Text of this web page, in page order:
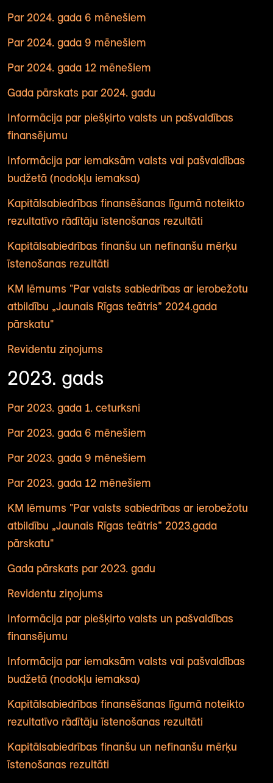
Par 2024. gada 6 mēnešiem
Par 2024. gada 9 mēnešiem
Par 2024. gada 12 mēnešiem
Gada pārskats par 2024. gadu
Informācija par piešķirto valsts un pašvaldības
finansējumu
Informācija par iemaksām valsts vai pašvaldības
budžetā (nodokļu iemaksa)
Kapitālsabiedrības finansēšanas līgumā noteikto
rezultatīvo rādītāju īstenošanas rezultāti
Kapitālsabiedrības finanšu un nefinanšu mērķu
īstenošanas rezultāti
KM lēmums "Par valsts sabiedrības ar ierobežotu
atbildību „Jaunais Rīgas teātris” 2024.gada
pārskatu"
Revidentu ziņojums
2023. gads
Par 2023. gada 1. ceturksni
Par 2023. gada 6 mēnešiem
Par 2023. gada 9 mēnešiem
Par 2023. gada 12 mēnešiem
KM lēmums "Par valsts sabiedrības ar ierobežotu
atbildību „Jaunais Rīgas teātris” 2023.gada
pārskatu"
Gada pārskats par 2023. gadu
Revidentu ziņojums
Informācija par piešķirto valsts un pašvaldības
finansējumu
Informācija par iemaksām valsts vai pašvaldības
budžetā (nodokļu iemaksa)
Kapitālsabiedrības finansēšanas līgumā noteikto
rezultatīvo rādītāju īstenošanas rezultāti
Kapitālsabiedrības finanšu un nefinanšu mērķu
īstenošanas rezultāti